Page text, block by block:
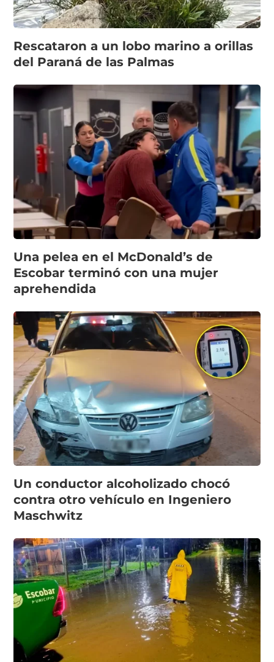
Rescataron a un lobo marino a orillas
del Paraná de las Palmas
Una pelea en el McDonald’s de
Escobar terminó con una mujer
aprehendida
Un conductor alcoholizado chocó
contra otro vehículo en Ingeniero
Maschwitz